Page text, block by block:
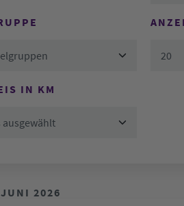
20
IN KM
ausgewählt
JUNI 2026